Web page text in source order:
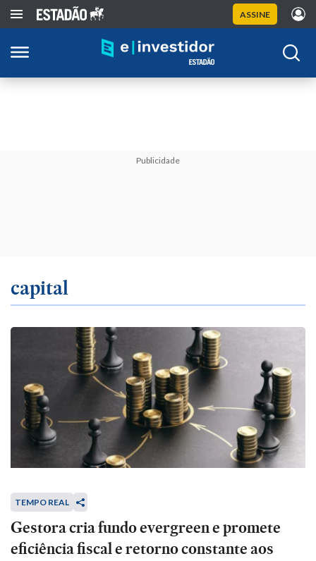
ASSINE
Publicidade
capital
TEMPO REAL
Gestora cria fundo evergreen e promete
eficiência fiscal e retorno constante aos